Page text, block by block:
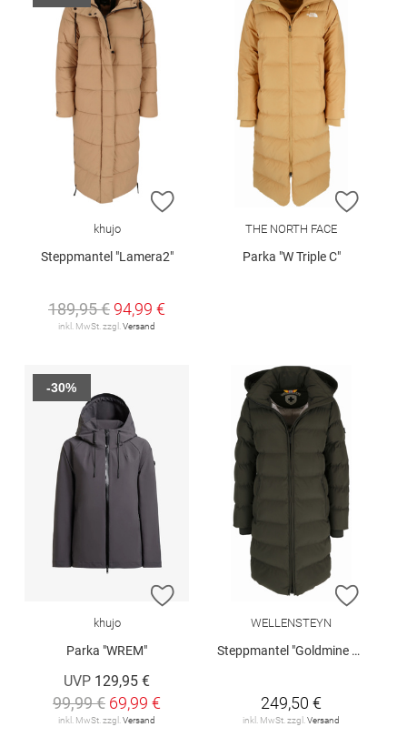
ZUR WUNSCHLISTE HINZUFÜGEN
khujo
Steppmantel "Lamera2"
189,95 € 94,99 €
inkl. MwSt. zzgl. Versand
ZUR
THE NORTH FACE
Parka "W Triple C"
ZUR WUNSCHLISTE HINZUFÜGEN
khujo
Parka "WREM"
UVP 129,95 €
99,99 € 69,99 €
inkl. MwSt. zzgl. Versand
-30%
ZUR
WELLENSTEYN
Steppmantel "Goldmine Long"
249,50 €
inkl. MwSt. zzgl. Versand